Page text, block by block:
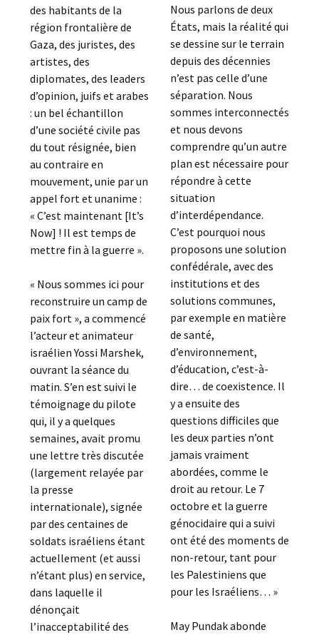
des habitants de la
région frontalière de
Gaza, des juristes, des
artistes, des
diplomates, des leaders
d’opinion, juifs et arabes
: un bel échantillon
d’une société civile pas
du tout résignée, bien
au contraire en
mouvement, unie par un
appel fort et unanime :
« C’est maintenant [It’s
Now] ! Il est temps de
mettre fin à la guerre ».
« Nous sommes ici pour
reconstruire un camp de
paix fort », a commencé
l’acteur et animateur
israélien Yossi Marshek,
ouvrant la séance du
matin. S’en est suivi le
témoignage du pilote
qui, il y a quelques
semaines, avait promu
une lettre très discutée
(largement relayée par
la presse
internationale), signée
par des centaines de
soldats israéliens étant
actuellement (et aussi
n’étant plus) en service,
dans laquelle il
dénonçait
l’inacceptabilité des
Nous parlons de deux
États, mais la réalité qui
se dessine sur le terrain
depuis des décennies
n’est pas celle d’une
séparation. Nous
sommes interconnectés
et nous devons
comprendre qu’un autre
plan est nécessaire pour
répondre à cette
situation
d’interdépendance.
C’est pourquoi nous
proposons une solution
confédérale, avec des
institutions et des
solutions communes,
par exemple en matière
de santé,
d’environnement,
d’éducation, c’est-à-
dire… de coexistence. Il
y a ensuite des
questions difficiles que
les deux parties n’ont
jamais vraiment
abordées, comme le
droit au retour. Le 7
octobre et la guerre
génocidaire qui a suivi
ont été des moments de
non-retour, tant pour
les Palestiniens que
pour les Israéliens… »
May Pundak abonde